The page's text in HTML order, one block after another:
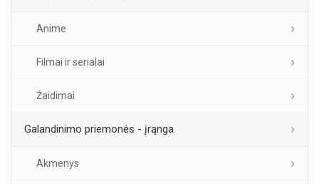
Anime
Filmai ir serialai
Žaidimai
Galandinimo priemonės - įrąnga
Akmenys